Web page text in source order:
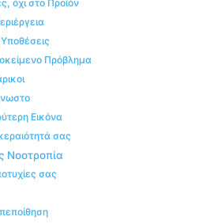
όχι στο Προϊόν
Πρόβλημα
Εικόνα
σας
Νοοτροπία
σας